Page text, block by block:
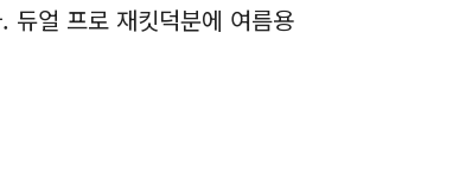
듀얼 프로 재킷덕분에 여름용